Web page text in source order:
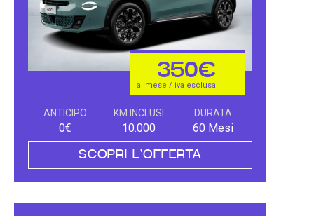
350€
al mese / iva esclusa
ANTICIPO
0€
KM INCLUSI
10.000
DURATA
60 Mesi
SCOPRI L'OFFERTA